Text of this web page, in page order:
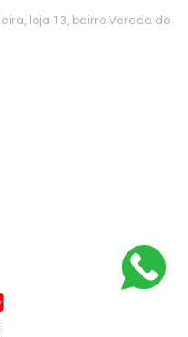
loja 13, bairro Vereda do